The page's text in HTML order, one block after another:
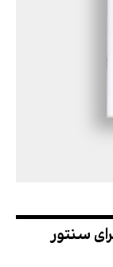
برای سنتور